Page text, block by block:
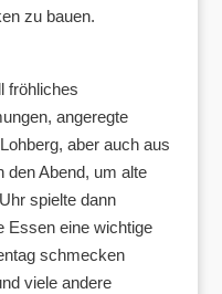
zu bauen.
fröhliches
angeregte
aber auch aus
den Abend, um alte
spielte dann
Essen eine wichtige
schmecken
viele andere